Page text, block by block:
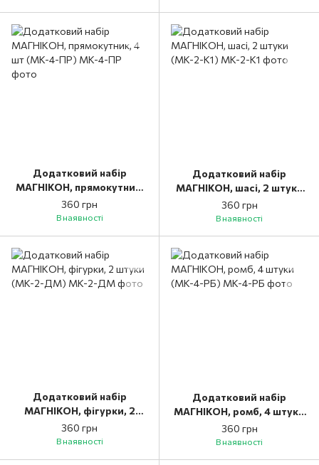
Додатковий набір
МАГНІКОН, прямокутник,
4 шт (MK-4-ПР)
360 грн
В наявності
Додатковий набір
МАГНІКОН, шасі, 2 штуки
(MK-2-К1)
360 грн
В наявності
Додатковий набір
МАГНІКОН, фігурки, 2
штуки (MK-2-ДМ)
360 грн
В наявності
Додатковий набір
МАГНІКОН, ромб, 4 штуки
(MK-4-РБ)
360 грн
В наявності